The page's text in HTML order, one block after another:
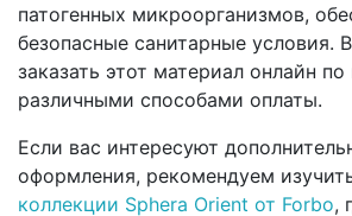
патогенных микроорганизмов,
безопасные санитарные условия.
заказать этот материал онлайн
различными способами оплаты.
Если вас интересуют
оформления, рекомендуем
коллекции Sphera Orient от Forbo,